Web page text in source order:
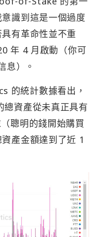
識到這是一個過度
有革命性並不重
年 4 月啟動（你可
息）。
的統計數據看出，
總資產從未真正具有
聰明的錢開始購買
產金額達到了近 1